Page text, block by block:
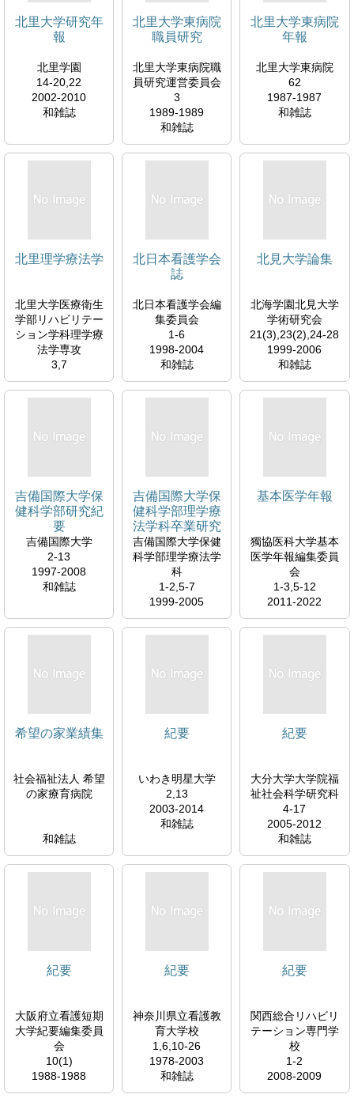
北里大学研究年
報
北里学園
14-20,22
2002-2010
和雑誌
北里大学東病院
職員研究
北里大学東病院職
員研究運営委員会
3
1989-1989
和雑誌
北里大学東病院
年報
北里大学東病院
62
1987-1987
和雑誌
北里理学療法学
北里大学医療衛生
学部リハビリテー
ション学科理学療
法学専攻
3,7
2000-2004
和雑誌
北日本看護学会
誌
北日本看護学会編
集委員会
1-6
1998-2004
和雑誌
http://mol.medical
online.jp/library/ar
北見大学論集
北海学園北見大学
学術研究会
21(3),23(2),24-28
1999-2006
和雑誌
吉備国際大学保
健科学部研究紀
要
吉備国際大学
2-13
1997-2008
和雑誌
吉備国際大学保
健科学部理学療
法学科卒業研究
論文集
吉備国際大学保健
科学部理学療法学
科
1-2,5-7
1999-2005
和雑誌
基本医学年報
獨協医科大学基本
医学年報編集委員
会
1-3,5-12
2011-2022
和雑誌
希望の家業績集
社会福祉法人 希望
の家療育病院
和雑誌
紀要
いわき明星大学
2,13
2003-2014
和雑誌
紀要
大分大学大学院福
祉社会科学研究科
4-17
2005-2012
和雑誌
http://ir.lib.oita-
u.ac.jp/dspace/ha
紀要
大阪府立看護短期
大学紀要編集委員
会
10(1)
1988-1988
和雑誌
紀要
神奈川県立看護教
育大学校
1,6,10-26
1978-2003
和雑誌
紀要
関西総合リハビリ
テーション専門学
校
1-2
2008-2009
和雑誌